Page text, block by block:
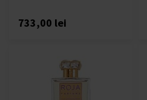
733,00 lei